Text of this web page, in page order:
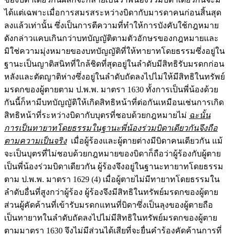
ได้แต่เฉพาะเมื่อการสมรสระหว่างบิดากับมารดาคนก่อนสิ้นสุด
ลงแล้วเท่านั้น ซึ่งเป็นการตีความที่ทำให้การบังคับใช้กฎหมาย
ดังกล่าวแคบเกินกว่าบทบัญญัติตามตัวอักษรของกฎหมายและ
มิใช่ความมุ่งหมายของบทบัญญัติที่ให้ทายาทโดยธรรมซึ่งอยู่ใน
ฐานะเป็นญาติสนิทที่ใกล้ชิดที่สุดอยู่ในลำดับมีสิทธิรับมรดกก่อน
หลังและตัดญาติห่างซึ่งอยู่ในลำดับถัดลงไปไม่ให้มีสิทธิในทรัพย์
มรดกของผู้ตายตาม ป.พ.พ. มาตรา 1630 ทั้งการเป็นพี่น้องด้วย
กันนี้ก็หามีบทบัญญัติให้เกิดสิทธิหน้าที่ต่อกันเหมือนเช่นการเกิด
สิทธิหน้าที่ระหว่างบิดากับบุตรที่ชอบด้วยกฎหมายไม่ ฉะนั้น
การเป็นทายาทโดยธรรมในฐานะพี่น้องร่วมบิดาเดียวกันจึงถือ
ตามความเป็นจริงเมื่อผู้ร้องและผู้ตายต่างมีบิดาคนเดียวกัน แม้
จะเป็นบุตรที่ไม่ชอบด้วยกฎหมายของบิดาก็ถือว่าผู้ร้องกับผู้ตาย
เป็นพี่น้องร่วมบิดาเดียวกัน ผู้ร้องจึงอยู่ในฐานะทายาทโดยธรรม
ตาม ป.พ.พ. มาตรา 1629 (4) เมื่อผู้ตายไม่มีทายาทโดยธรรมใน
ลำดับอื่นที่สูงกว่าผู้ร้อง ผู้ร้องจึงมีสิทธิในทรัพย์มรดกของผู้ตาย
ส่วนผู้คัดค้านที่เข้ารับมรดกแทนที่บิดาซึ่งเป็นลุงของผู้ตายถือ
เป็นทายาทในลำดับถัดลงไปไม่มีสิทธิในทรัพย์มรดกของผู้ตาย
ตามมาตรา 1630 จึงไม่มีส่วนได้เสียที่จะยื่นคำร้องคัดค้านการที่